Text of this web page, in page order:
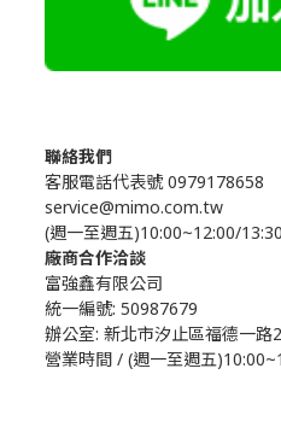
聯絡我們
客服電話代表號 0979178658
service@mimo.com.tw
(週一至週五)10:00~12:00/
廠商合作洽談
富強鑫有限公司
統一編號: 50987679
辦公室: 新北市汐止區福德一路
營業時間 / (週一至週五